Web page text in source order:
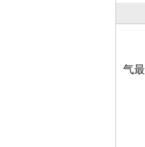
在
气
烘
一